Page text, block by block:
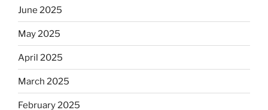
June 2025
May 2025
April 2025
March 2025
February 2025